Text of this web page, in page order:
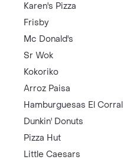
Karen's Pizza
Frisby
Mc Donald's
Sr Wok
Kokoriko
Arroz Paisa
Hamburguesas El Corral
Dunkin' Donuts
Pizza Hut
Little Caesars